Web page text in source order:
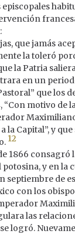
que jamás
la toleró
la Patria
en un
que los
motivo de
la Capital”, y
12
1866 consagró
y en la
septiembre de
con los
las
logró.